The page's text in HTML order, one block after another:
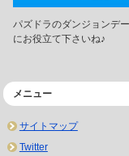
パズドラのダンジョンデ
にお役立て下さいね♪
メニュー
サイトマップ
Twitter